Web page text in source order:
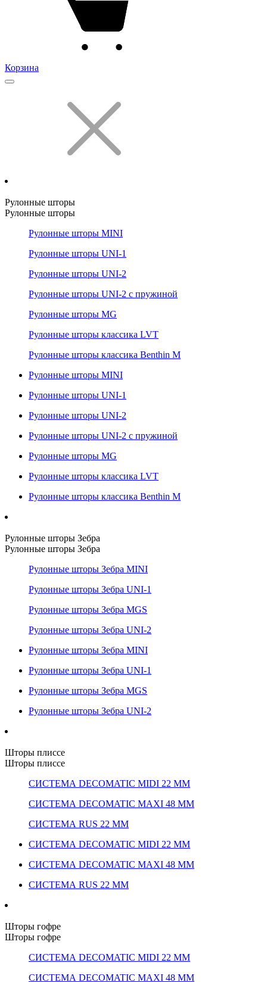
Корзина
Рулонные шторы
Рулонные шторы
Рулонные шторы MINI
Рулонные шторы UNI-1
Рулонные шторы UNI-2
Рулонные шторы UNI-2 с пружиной
Рулонные шторы MG
Рулонные шторы классика LVT
Рулонные шторы классика Benthin M
Рулонные шторы MINI
Рулонные шторы UNI-1
Рулонные шторы UNI-2
Рулонные шторы UNI-2 с пружиной
Рулонные шторы MG
Рулонные шторы классика LVT
Рулонные шторы классика Benthin M
Рулонные шторы Зебра
Рулонные шторы Зебра
Рулонные шторы Зебра MINI
Рулонные шторы Зебра UNI-1
Рулонные шторы Зебра MGS
Рулонные шторы Зебра UNI-2
Рулонные шторы Зебра MINI
Рулонные шторы Зебра UNI-1
Рулонные шторы Зебра MGS
Рулонные шторы Зебра UNI-2
Шторы плиссе
Шторы плиссе
СИСТЕМА DECOMATIC MIDI 22 ММ
СИСТЕМА DECOMATIC MAXI 48 ММ
СИСТЕМА RUS 22 ММ
СИСТЕМА DECOMATIC MIDI 22 ММ
СИСТЕМА DECOMATIC MAXI 48 ММ
СИСТЕМА RUS 22 ММ
Шторы гофре
Шторы гофре
СИСТЕМА DECOMATIC MIDI 22 ММ
СИСТЕМА DECOMATIC MAXI 48 ММ